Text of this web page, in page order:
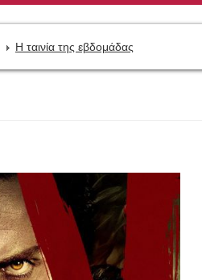
Η ταινία της εβδομάδας